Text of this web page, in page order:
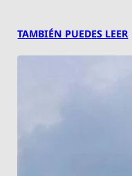
TAMBIÉN PUEDES LEER